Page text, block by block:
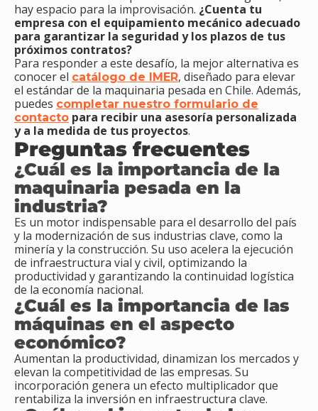
hay espacio para la improvisación. ¿Cuenta tu
empresa con el equipamiento mecánico adecuado
para garantizar la seguridad y los plazos de tus
próximos contratos?
Para responder a este desafío, la mejor alternativa es
conocer el catálogo de IMER, diseñado para elevar
el estándar de la maquinaria pesada en Chile. Además,
puedes completar nuestro formulario de
contacto para recibir una asesoría personalizada
y a la medida de tus proyectos.
Preguntas frecuentes
¿Cuál es la importancia de la
maquinaria pesada en la
industria?
Es un motor indispensable para el desarrollo del país
y la modernización de sus industrias clave, como la
minería y la construcción. Su uso acelera la ejecución
de infraestructura vial y civil, optimizando la
productividad y garantizando la continuidad logística
de la economía nacional.
¿Cuál es la importancia de las
máquinas en el aspecto
económico?
Aumentan la productividad, dinamizan los mercados y
elevan la competitividad de las empresas. Su
incorporación genera un efecto multiplicador que
rentabiliza la inversión en infraestructura clave.